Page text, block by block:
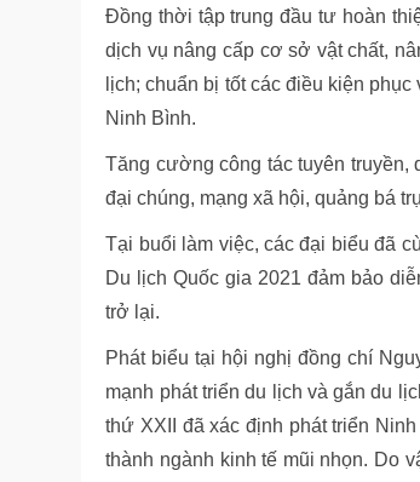
Đồng thời tập trung đầu tư hoàn
dịch vụ nâng cấp cơ sở vật chất,
lịch; chuẩn bị tốt các điều kiện
Ninh Bình.
Tăng cường công tác tuyên truyền,
đại chúng, mạng xã hội, quảng bá
Tại buổi làm việc, các đại biểu đã
Du lịch Quốc gia 2021 đảm bảo
trở lại.
Phát biểu tại hội nghị đồng chí
mạnh phát triển du lịch và gắn du
thứ XXII đã xác định phát triển
thành ngành kinh tế mũi nhọn. Do